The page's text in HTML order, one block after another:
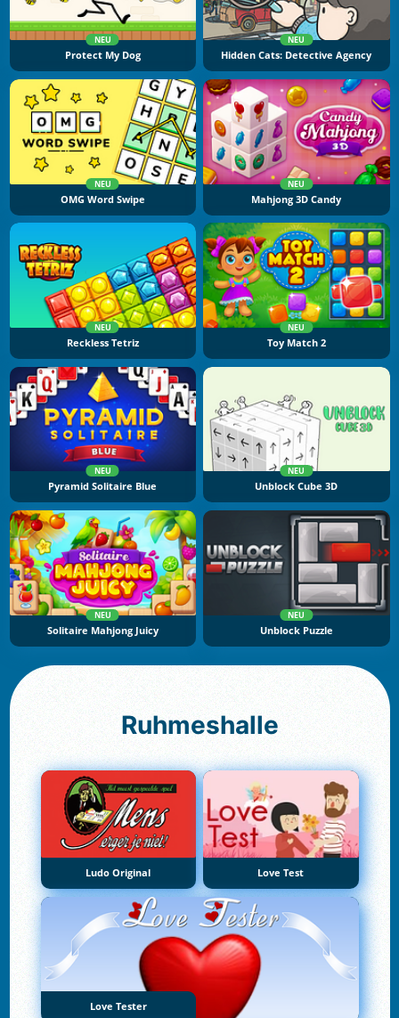
NEU
Protect My Dog
NEU
Hidden Cats: Detective Agency
NEU
OMG Word Swipe
NEU
Mahjong 3D Candy
NEU
Reckless Tetriz
NEU
Toy Match 2
NEU
Pyramid Solitaire Blue
NEU
Unblock Cube 3D
NEU
Solitaire Mahjong Juicy
NEU
Unblock Puzzle
Ruhmeshalle
Ludo Original Love Test
Love Tester